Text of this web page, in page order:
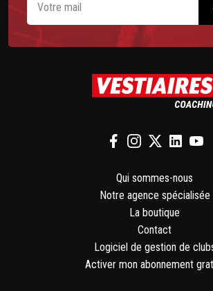
Qui sommes-nous
Notre agence spécialisée
La boutique
Contact
Logiciel de gestion de
Activer mon abonnement